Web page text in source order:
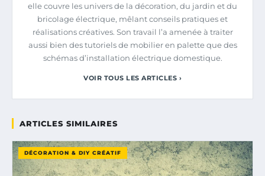
elle couvre les univers de la décoration, du jardin et du
bricolage électrique, mêlant conseils pratiques et
réalisations créatives. Son travail l’a amenée à traiter
aussi bien des tutoriels de mobilier en palette que des
schémas d’installation électrique domestique.
VOIR TOUS LES ARTICLES ›
ARTICLES SIMILAIRES
DÉCORATION & DIY CRÉATIF